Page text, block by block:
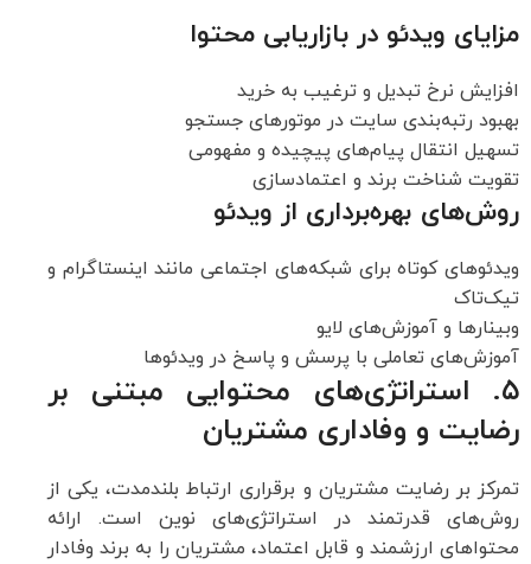
مزایای ویدئو در بازاریابی محتوا
افزایش نرخ تبدیل و ترغیب به خرید
بهبود رتبه‌بندی سایت در موتورهای جستجو
تسهیل انتقال پیام‌های پیچیده و مفهومی
تقویت شناخت برند و اعتمادسازی
روش‌های بهره‌برداری از ویدئو
ویدئوهای کوتاه برای شبکه‌های اجتماعی مانند اینستاگرام و
تیک‌تاک
وبینارها و آموزش‌های لایو
آموزش‌های تعاملی با پرسش و پاسخ در ویدئوها
۵. استراتژی‌های محتوایی مبتنی بر
رضایت و وفاداری مشتریان
تمرکز بر رضایت مشتریان و برقراری ارتباط بلندمدت، یکی از
روش‌های قدرتمند در استراتژی‌های نوین است. ارائه
محتواهای ارزشمند و قابل اعتماد، مشتریان را به برند وفادار